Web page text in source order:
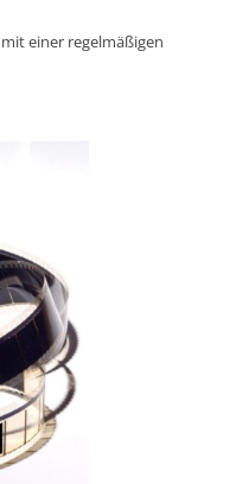
mit einer regelmäßigen